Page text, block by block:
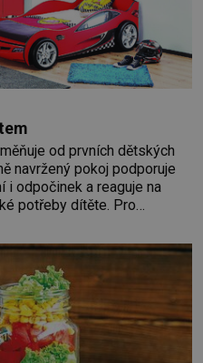
od prvních dětských
navržený pokoj podporuje
i odpočinek a reaguje na
potřeby dítěte. Pro
klidně a útulně.